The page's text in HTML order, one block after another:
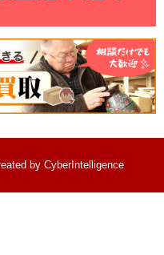
by CyberIntelligence